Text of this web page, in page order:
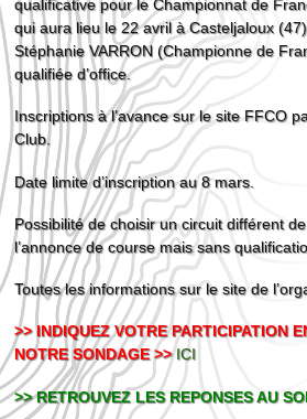
qualificative pour le Championnat de
qui aura lieu le 22 avril à Casteljaloux
Stéphanie VARRON (Championne de
qualifiée d’office.
Inscriptions à l’avance sur le site FFCO
Club.
Date limite d’inscription au 8 mars.
Possibilité de choisir un circuit différent
l’annonce de course mais sans
Toutes les informations sur le site de
>> INDIQUEZ VOTRE PARTICIPATION
NOTRE SONDAGE >>ICI
>> RETROUVEZ LES REPONSES AU